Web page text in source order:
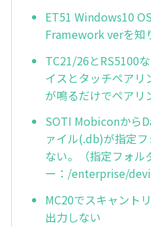
ET51 Windows10
Framework verを知
TC21/26とRS5100
イスとタッチペアリ
が鳴るだけでペアリ
SOTI Mobiconから
ァイル(.db)が指定
ない。（指定フォル
ー：/enterprise/
MC20でスキャント
出力しない